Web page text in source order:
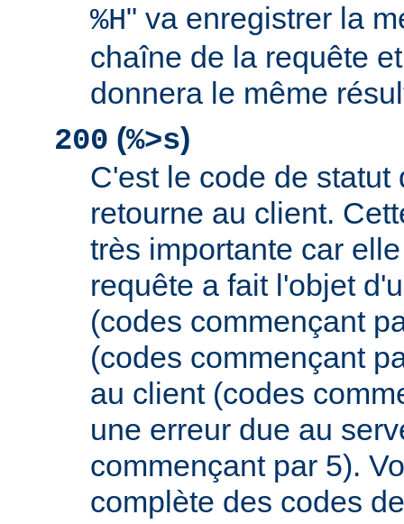
%H" va enregistrer la
chaîne de la requête
donnera le même
200 (%>s)
C'est le code de statut
retourne au client.
très importante car
requête a fait l'objet
(codes commençant
(codes commençant
au client (codes
une erreur due au
commençant par 5).
complète des codes